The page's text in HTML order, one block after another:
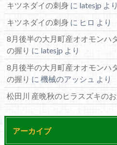
キツネダイの刺身 に latesjp より
キツネダイの刺身 に ヒロ より
8月後半の大月町産オオモンハ
の握り に latesjp より
8月後半の大月町産オオモンハ
の握り に 機械のアッシュ より
松田川 産晩秋のヒラスズキの
アーカイブ